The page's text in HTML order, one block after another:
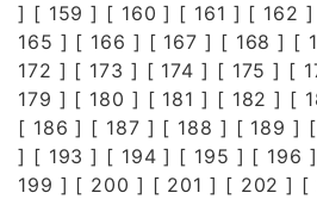
] [ 159 ] [ 160 ] [ 161 ] [ 162
165 ] [ 166 ] [ 167 ] [ 168 ] [
172 ] [ 173 ] [ 174 ] [ 175 ] [
179 ] [ 180 ] [ 181 ] [ 182 ] [
[ 186 ] [ 187 ] [ 188 ] [ 189 ] [
] [ 193 ] [ 194 ] [ 195 ] [ 196
199 ] [ 200 ] [ 201 ] [ 202 ] [